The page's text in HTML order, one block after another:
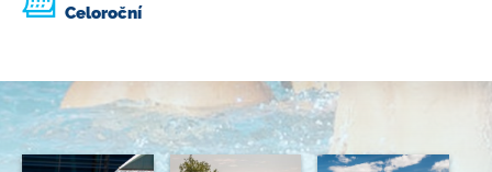
Celoroční